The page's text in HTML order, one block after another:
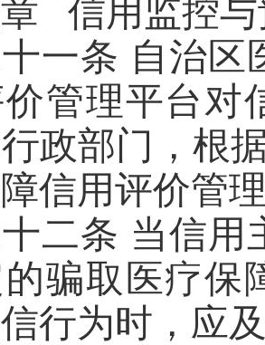
信用监控与
一条 自治区
管理平台对
政部门，根
信用评价管
二条 当信用
骗取医疗保
行为时，应